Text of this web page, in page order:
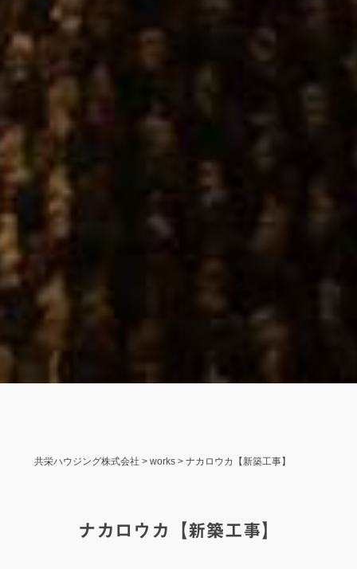
共栄ハウジング株式会社 > works> ナカロウカ【新築工事】
ナカロウカ【新築工事】